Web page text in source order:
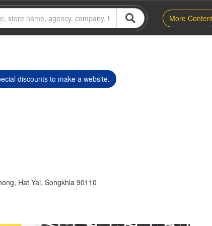
More
discounts to make a website.
Hat Yai, Songkhla 90110